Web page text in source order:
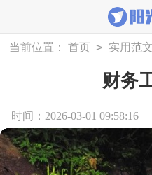
当前位置： 首页 > 实用范文
财务
时间：2026-03-01 09:58:16